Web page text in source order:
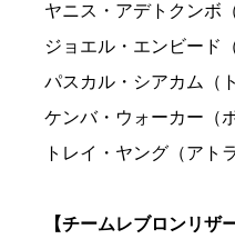
ヤニス・アデトクンボ
ジョエル・エンビード
パスカル・シアカム（
ケンバ・ウォーカー（
トレイ・ヤング（アト
【チームレブロンリザ